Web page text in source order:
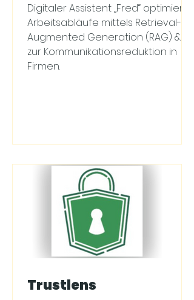
Digitaler Assistent „Fred“ optimiert
Arbeitsabläufe mittels Retrieval-
Augmented Generation (RAG) & KI
zur Kommunikationsreduktion in
Firmen.
Trustlens